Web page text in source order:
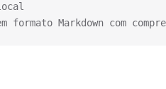
formato Markdown com